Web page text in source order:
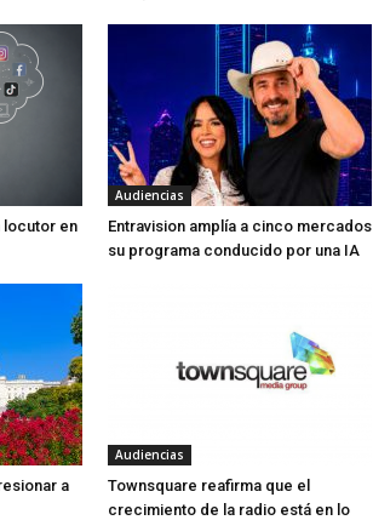
locutor en
Audiencias
Entravision amplía a cinco mercados
su programa conducido por una IA
a
Audiencias
Townsquare reafirma que el
crecimiento de la radio está en lo